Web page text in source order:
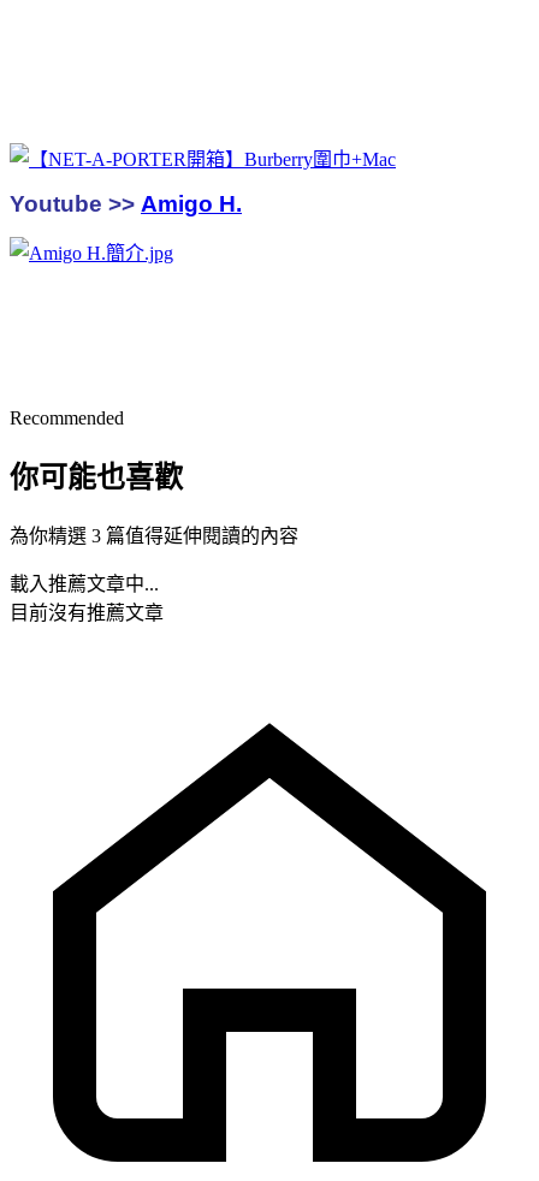
Youtube >> Amigo H.
Recommended
你可能也喜歡
為你精選 3 篇值得延伸閱讀的內容
載入推薦文章中...
目前沒有推薦文章